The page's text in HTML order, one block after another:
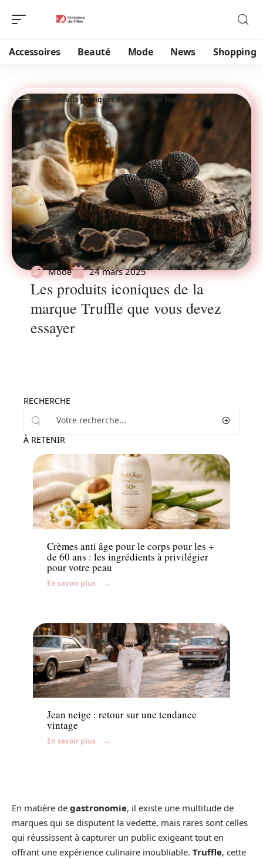
Accessoires Beauté Mode News Shopping
Les produits iconiques de la marque Truffle que vous devez
essayer
Mode 24 mars 2025
Les produits iconiques de la
marque Truffle que vous devez
essayer
RECHERCHE
À RETENIR
Beauté
Crèmes anti âge pour le corps pour les +
de 60 ans : les ingrédients à privilégier
pour votre peau
En savoir plus
Mode
Jean neige : retour sur une tendance
vintage
En savoir plus
En matière de gastronomie, il existe une multitude de
marques qui se disputent la vedette, mais rares sont celles
qui réussissent à capturer un public exigeant tout en
offrant une expérience culinaire inoubliable. Truffle, cette